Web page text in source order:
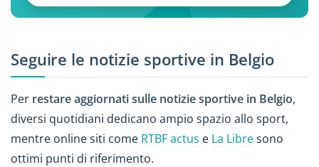
Seguire le notizie sportive in Belgio
Per restare aggiornati sulle notizie sportive in Belgio,
diversi quotidiani dedicano ampio spazio allo sport,
mentre online siti come RTBF actus e La Libresono
ottimi punti di riferimento.